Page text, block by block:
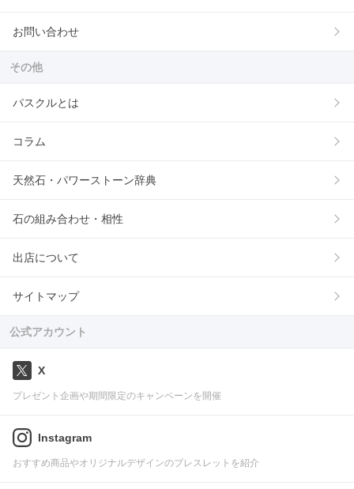
お問い合わせ
その他
パスクルとは
コラム
天然石・パワーストーン辞典
石の組み合わせ・相性
出店について
サイトマップ
公式アカウント
X
プレゼント企画や期間限定のキャンペーンを開催
Instagram
おすすめ商品やオリジナルデザインのブレスレットを紹介